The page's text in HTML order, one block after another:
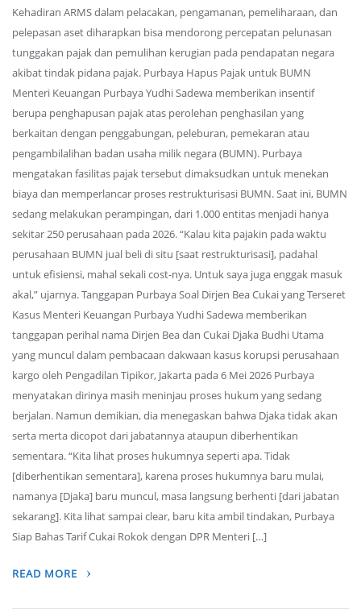
Kehadiran ARMS dalam pelacakan, pengamanan, pemeliharaan, dan
pelepasan aset diharapkan bisa mendorong percepatan pelunasan
tunggakan pajak dan pemulihan kerugian pada pendapatan negara
akibat tindak pidana pajak. Purbaya Hapus Pajak untuk BUMN
Menteri Keuangan Purbaya Yudhi Sadewa memberikan insentif
berupa penghapusan pajak atas perolehan penghasilan yang
berkaitan dengan penggabungan, peleburan, pemekaran atau
pengambilalihan badan usaha milik negara (BUMN). Purbaya
mengatakan fasilitas pajak tersebut dimaksudkan untuk menekan
biaya dan memperlancar proses restrukturisasi BUMN. Saat ini, BUMN
sedang melakukan perampingan, dari 1.000 entitas menjadi hanya
sekitar 250 perusahaan pada 2026. “Kalau kita pajakin pada waktu
perusahaan BUMN jual beli di situ [saat restrukturisasi], padahal
untuk efisiensi, mahal sekali cost-nya. Untuk saya juga enggak masuk
akal,” ujarnya. Tanggapan Purbaya Soal Dirjen Bea Cukai yang Terseret
Kasus Menteri Keuangan Purbaya Yudhi Sadewa memberikan
tanggapan perihal nama Dirjen Bea dan Cukai Djaka Budhi Utama
yang muncul dalam pembacaan dakwaan kasus korupsi perusahaan
kargo oleh Pengadilan Tipikor, Jakarta pada 6 Mei 2026 Purbaya
menyatakan dirinya masih meninjau proses hukum yang sedang
berjalan. Namun demikian, dia menegaskan bahwa Djaka tidak akan
serta merta dicopot dari jabatannya ataupun diberhentikan
sementara. “Kita lihat proses hukumnya seperti apa. Tidak
[diberhentikan sementara], karena proses hukumnya baru mulai,
namanya [Djaka] baru muncul, masa langsung berhenti [dari jabatan
sekarang]. Kita lihat sampai clear, baru kita ambil tindakan, Purbaya
Siap Bahas Tarif Cukai Rokok dengan DPR Menteri […]
READ MORE